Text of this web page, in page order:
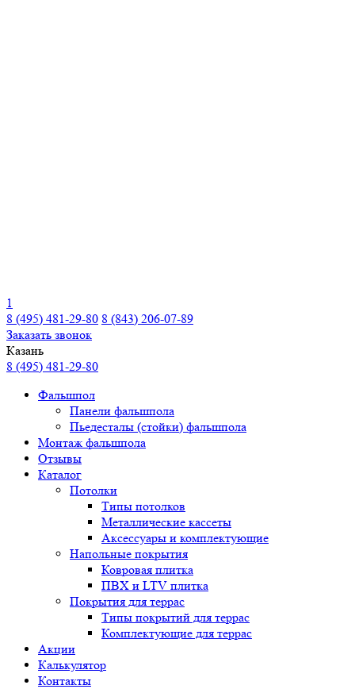
1
8 (495) 481-29-80 8 (843) 206-07-89
Заказать звонок
Казань
8 (495) 481-29-80
Фальшпол
Панели фальшпола
Пьедесталы (стойки) фальшпола
Монтаж фальшпола
Отзывы
Каталог
Потолки
Типы потолков
Металлические кассеты
Аксессуары и комплектующие
Напольные покрытия
Ковровая плитка
ПВХ и LTV плитка
Покрытия для террас
Типы покрытий для террас
Комплектующие для террас
Акции
Калькулятор
Контакты